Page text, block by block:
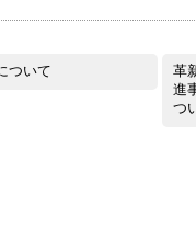
ついて
革
進
つ